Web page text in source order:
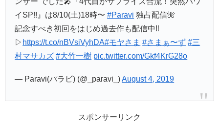
イSP!!』は8/10(土)18時〜#Paravi 独占配信🌺
記念すべき初回をはじめ過去作も配信中‼️
▷ https://t.co/nBVsiVyhDA#モヤさま #さまぁ〜ず #三
村マサカズ #大竹一樹 pic.twitter.com/Gkf4KrG28o
— Paravi(パラビ) (@_paravi_)August 4, 2019
スポンサーリンク